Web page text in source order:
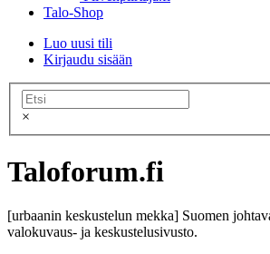
Talo-Shop
Luo uusi tili
Kirjaudu sisään
×
Taloforum.fi
[urbaanin keskustelun mekka] Suomen
valokuvaus- ja keskustelusivusto.